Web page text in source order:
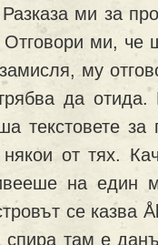
ми за
ми, че
му
да
текстовете за
от тях.
на един
се казва
там е